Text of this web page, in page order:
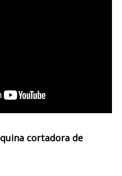
cortadora de